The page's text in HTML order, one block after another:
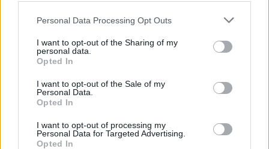
Personal Data Processing Opt Outs
I want to opt-out of the Sharing of my
personal data.
Opted In
I want to opt-out of the Sale of my
Personal Data.
Opted In
I want to opt-out of processing my
Personal Data for Targeted Advertising.
Opted In